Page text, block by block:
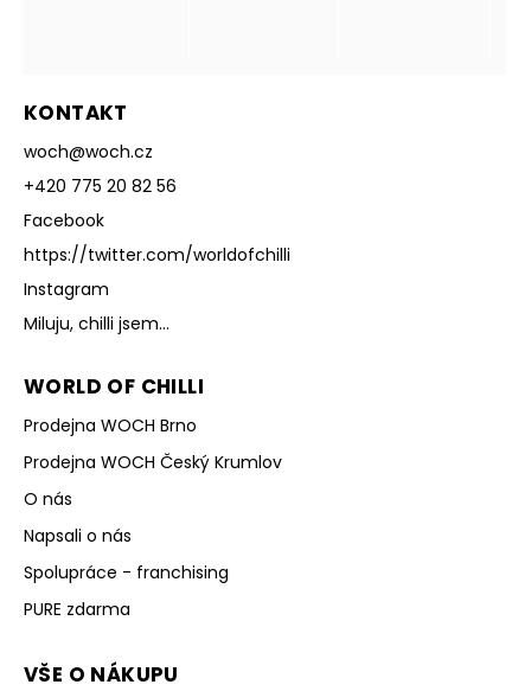
KONTAKT
woch@woch.cz
+420 775 20 82 56
Facebook
https://twitter.com/worldofchilli
Instagram
Miluju, chilli jsem...
WORLD OF CHILLI
Prodejna WOCH Brno
Prodejna WOCH Český Krumlov
O nás
Napsali o nás
Spolupráce - franchising
PURE zdarma
VŠE O NÁKUPU